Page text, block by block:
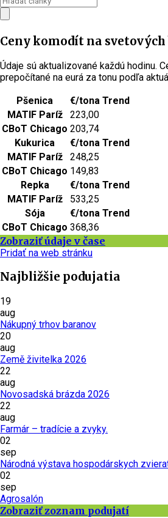
Ceny komodít na svetových
Údaje sú aktualizované každú hodinu.
prepočítané na eurá za tonu podľa
Pšenica
€/tona Trend
MATIF Paríž
223,00
CBoT Chicago 203,74
Kukurica
€/tona Trend
MATIF Paríž
248,25
CBoT Chicago 149,83
Repka
€/tona Trend
MATIF Paríž
533,25
Sója
€/tona Trend
CBoT Chicago 368,36
Zobraziť údaje v čase
Pridať na web stránku
Najbližšie podujatia
19
aug
Nákupný trhov baranov
20
aug
Země živitelka 2026
22
aug
Novosadská brázda 2026
22
aug
Farmár – tradície a zvyky.
02
sep
Národná výstava hospodárskych
02
sep
Agrosalón
Zobraziť zoznam podujatí